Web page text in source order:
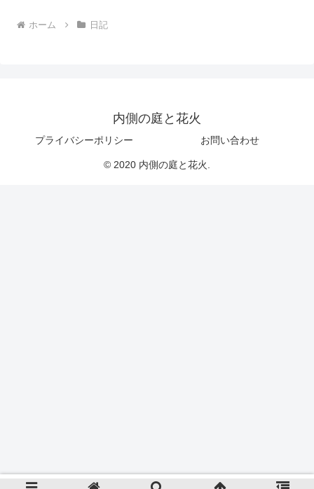
ホーム 日記
内側の庭と花火
プライバシーポリシー お問い合わせ
© 2020 内側の庭と花火.